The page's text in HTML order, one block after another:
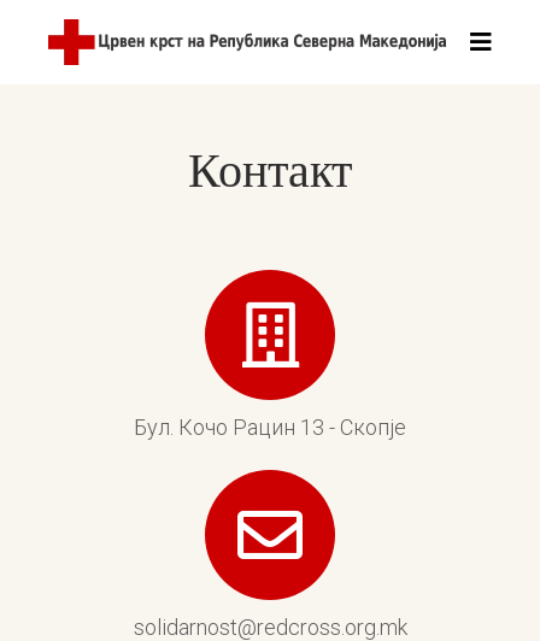
Контакт
Бул. Кочо Рацин 13 - Скопје
solidarnost@redcross.org.mk